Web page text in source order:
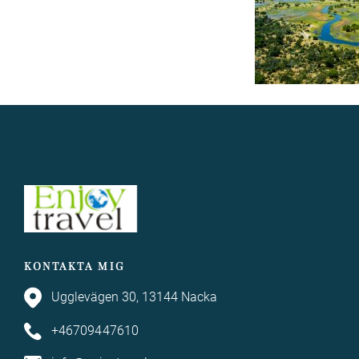
KONTAKTA MIG
Ugglevägen 30, 13144 Nacka
+46709447610